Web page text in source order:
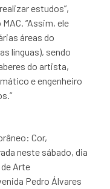
estudos”,
“Assim, ele
áreas do
línguas), sendo
do artista,
e engenheiro
Cor,
neste sábado, dia
de Arte
Pedro Álvares